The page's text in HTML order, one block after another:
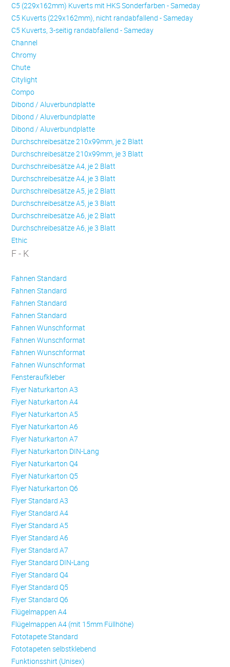
C5 (229x162mm) Kuverts mit HKS Sonderfarben - Sameday
C5 Kuverts (229x162mm), nicht randabfallend - Sameday
C5 Kuverts, 3-seitig randabfallend - Sameday
Channel
Chromy
Chute
Citylight
Compo
Dibond / Aluverbundplatte
Dibond / Aluverbundplatte
Dibond / Aluverbundplatte
Durchschreibesätze 210x99mm, je 2 Blatt
Durchschreibesätze 210x99mm, je 3 Blatt
Durchschreibesätze A4, je 2 Blatt
Durchschreibesätze A4, je 3 Blatt
Durchschreibesätze A5, je 2 Blatt
Durchschreibesätze A5, je 3 Blatt
Durchschreibesätze A6, je 2 Blatt
Durchschreibesätze A6, je 3 Blatt
Ethic
F - K
Fahnen Standard
Fahnen Standard
Fahnen Standard
Fahnen Standard
Fahnen Wunschformat
Fahnen Wunschformat
Fahnen Wunschformat
Fahnen Wunschformat
Fensteraufkleber
Flyer Naturkarton A3
Flyer Naturkarton A4
Flyer Naturkarton A5
Flyer Naturkarton A6
Flyer Naturkarton A7
Flyer Naturkarton DIN-Lang
Flyer Naturkarton Q4
Flyer Naturkarton Q5
Flyer Naturkarton Q6
Flyer Standard A3
Flyer Standard A4
Flyer Standard A5
Flyer Standard A6
Flyer Standard A7
Flyer Standard DIN-Lang
Flyer Standard Q4
Flyer Standard Q5
Flyer Standard Q6
Flügelmappen A4
Flügelmappen A4 (mit 15mm Füllhöhe)
Fototapete Standard
Fototapeten selbstklebend
Funktionsshirt (Unisex)